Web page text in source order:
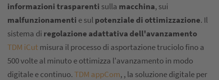
informazioni trasparenti sulla macchina, sui
malfunzionamenti e sulpotenziale di ottimizzazione. Il
sistema di regolazione adattativa dell'avanzamento
TDM iCut misura il processo di asportazione truciolo fino a
500 volte al minuto e ottimizza l'avanzamento in modo
digitale e continuo.TDM appCom, , la soluzione digitale per